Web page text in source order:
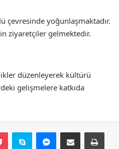
çevresinde yoğunlaşmaktadır.
ziyaretçiler gelmektedir.
düzenleyerek kültürü
gelişmelere katkıda
Pocket Skype Messenger
E-Posta ile paylaş Yazdır